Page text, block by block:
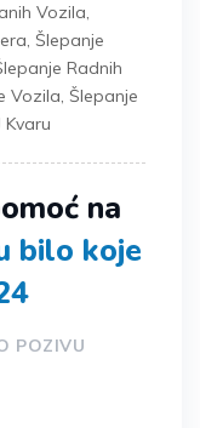
Vozila,
, Šlepanje
Radnih
Vozila, Šlepanje
na
bilo koje
POZIVU